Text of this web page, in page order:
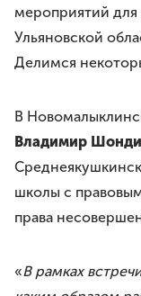
НАПРАВЛЕНИЯ
Бесплатная
Правовое
Законотворчество
Молодёжное
МЕРОПРИЯТИЯ
ЮрВолга
Юрист года
Премия им.
мероприятий для
Ульяновской
Делимся
В
Владимир
школы с
права
«В рамках